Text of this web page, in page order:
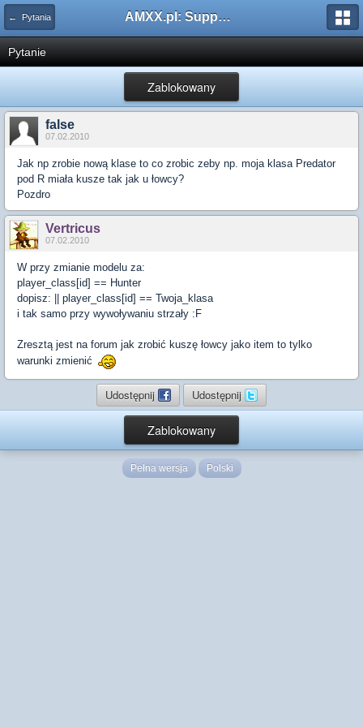
← Pytania AMXX.pl: Support AMX Mod X i SourceMod
Pytanie
Zablokowany
false
07.02.2010
Jak np zrobie nową klase to co zrobic zeby np. moja klasa Predator
pod R miała kusze tak jak u łowcy?
Pozdro
Vertricus
07.02.2010
W przy zmianie modelu za:
player_class[id] == Hunter
dopisz: || player_class[id] == Twoja_klasa
i tak samo przy wywoływaniu strzały :F
Zresztą jest na forum jak zrobić kuszę łowcy jako item to tylko
warunki zmienić
Udostępnij Udostępnij
Zablokowany
Pełna wersja Polski